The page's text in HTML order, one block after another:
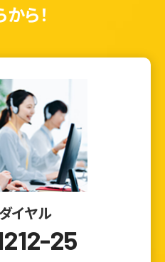
ら！
イヤル
25